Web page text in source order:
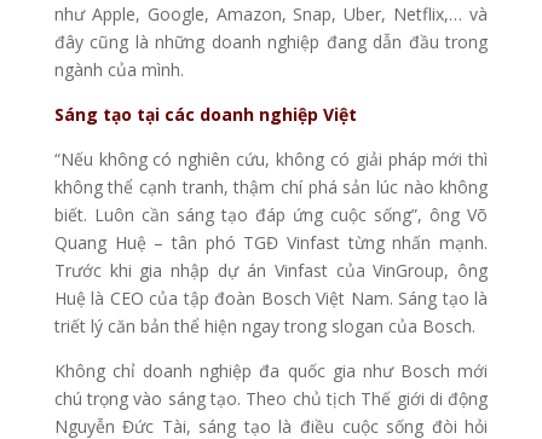
như Apple, Google, Amazon, Snap, Uber, Netflix,… và
đây cũng là những doanh nghiệp đang dẫn đầu trong
ngành của mình.
Sáng tạo tại các doanh nghiệp Việt
“Nếu không có nghiên cứu, không có giải pháp mới thì
không thể cạnh tranh, thậm chí phá sản lúc nào không
biết. Luôn cần sáng tạo đáp ứng cuộc sống”, ông Võ
Quang Huệ – tân phó TGĐ Vinfast từng nhấn mạnh.
Trước khi gia nhập dự án Vinfast của VinGroup, ông
Huệ là CEO của tập đoàn Bosch Việt Nam. Sáng tạo là
triết lý căn bản thể hiện ngay trong slogan của Bosch.
Không chỉ doanh nghiệp đa quốc gia như Bosch mới
chú trọng vào sáng tạo. Theo chủ tịch Thế giới di động
Nguyễn Đức Tài, sáng tạo là điều cuộc sống đòi hỏi